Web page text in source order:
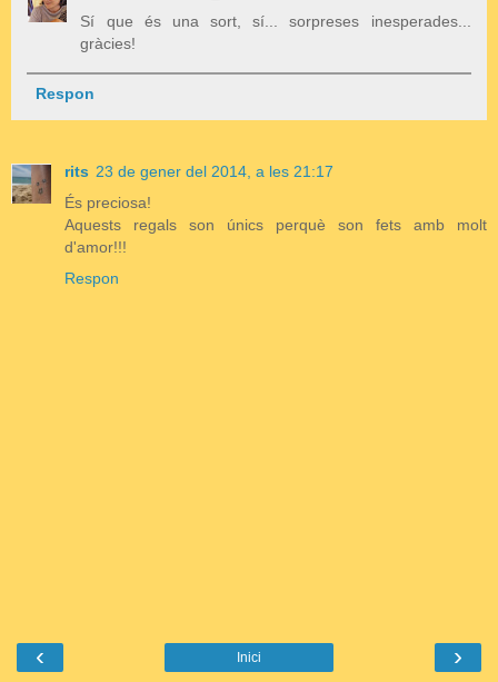
Sí que és una sort, sí... sorpreses inesperades...
gràcies!
Respon
rits 23 de gener del 2014, a les 21:17
És preciosa!
Aquests regals son únics perquè son fets amb molt
d'amor!!!
Respon
‹ ›
Inici